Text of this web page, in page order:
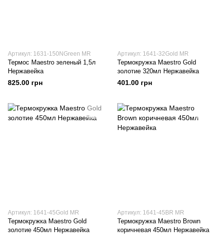
Артикул: 1631-150NGreen MR
Термос Maestro зеленый 1,5л
Нержавейка
825.00 грн
Артикул: 1641-32Gold MR
Термокружка Maestro Gold
золотие 320мл Нержавейка
401.00 грн
Артикул: 1641-45Gold MR
Термокружка Maestro Gold
золотие 450мл Нержавейка
Артикул: 1641-45BR MR
Термокружка Maestro Brown
коричневая 450мл Нержавейка